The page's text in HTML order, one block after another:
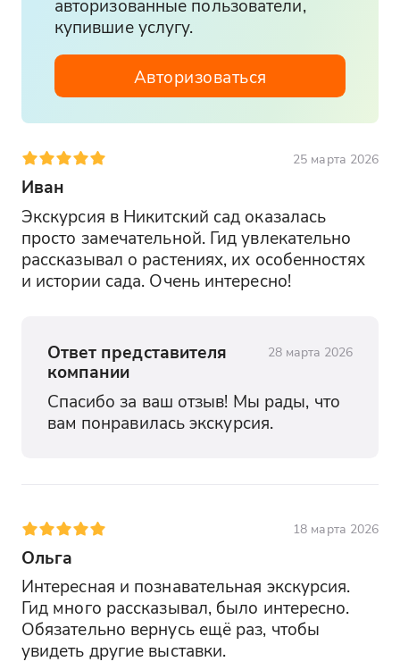
авторизованные пользователи,
купившие услугу.
Авторизоваться
25 марта 2026
Иван
Экскурсия в Никитский сад оказалась
просто замечательной. Гид увлекательно
рассказывал о растениях, их особенностях
и истории сада. Очень интересно!
Ответ представителя
компании
28 марта 2026
Спасибо за ваш отзыв! Мы рады, что
вам понравилась экскурсия.
18 марта 2026
Ольга
Интересная и познавательная экскурсия.
Гид много рассказывал, было интересно.
Обязательно вернусь ещё раз, чтобы
увидеть другие выставки.